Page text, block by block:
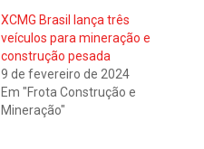
XCMG Brasil lança três
veículos para mineração e
construção pesada
9 de fevereiro de 2024
Em "Frota Construção e
Mineração"